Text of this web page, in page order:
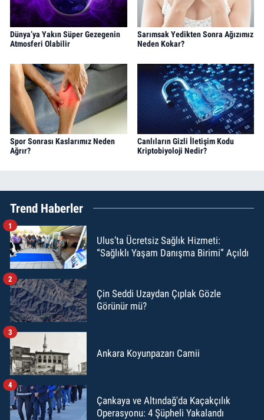
Dünya’ya Yakın Süper Gezegenin
Atmosferi Olabilir
Sarımsak Yedikten Sonra Ağızımız
Neden Kokar?
Spor Sonrası Kaslarımız Neden
Ağrır?
Canlıların Gizli İletişim Kodu
Kriptobiyoloji Nedir?
Trend Haberler
Ulus’ta Ücretsiz Sağlık Hizmeti:
“Sağlıklı Yaşam Danışma Birimi” Açıldı
1
Çin Seddi Uzaydan Çıplak Gözle
Görünür mü?
2
Ankara Koyunpazarı Camii
3
Çankaya ve Altındağ'da Kaçakçılık
Operasyonu: 4 Şüpheli Yakalandı
4